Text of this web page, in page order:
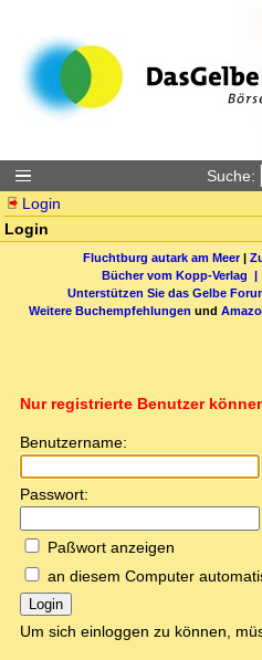
Suche:
Login
Login
Fluchtburg autark am Meer|
Bücher vom Kopp-Verlag |
Unterstützen Sie das Gelbe
Weitere Buchempfehlungen und
Nur registrierte Benutzer
Benutzername:
Passwort:
Paßwort anzeigen
an diesem Computer
Login
Um sich einloggen zu können,